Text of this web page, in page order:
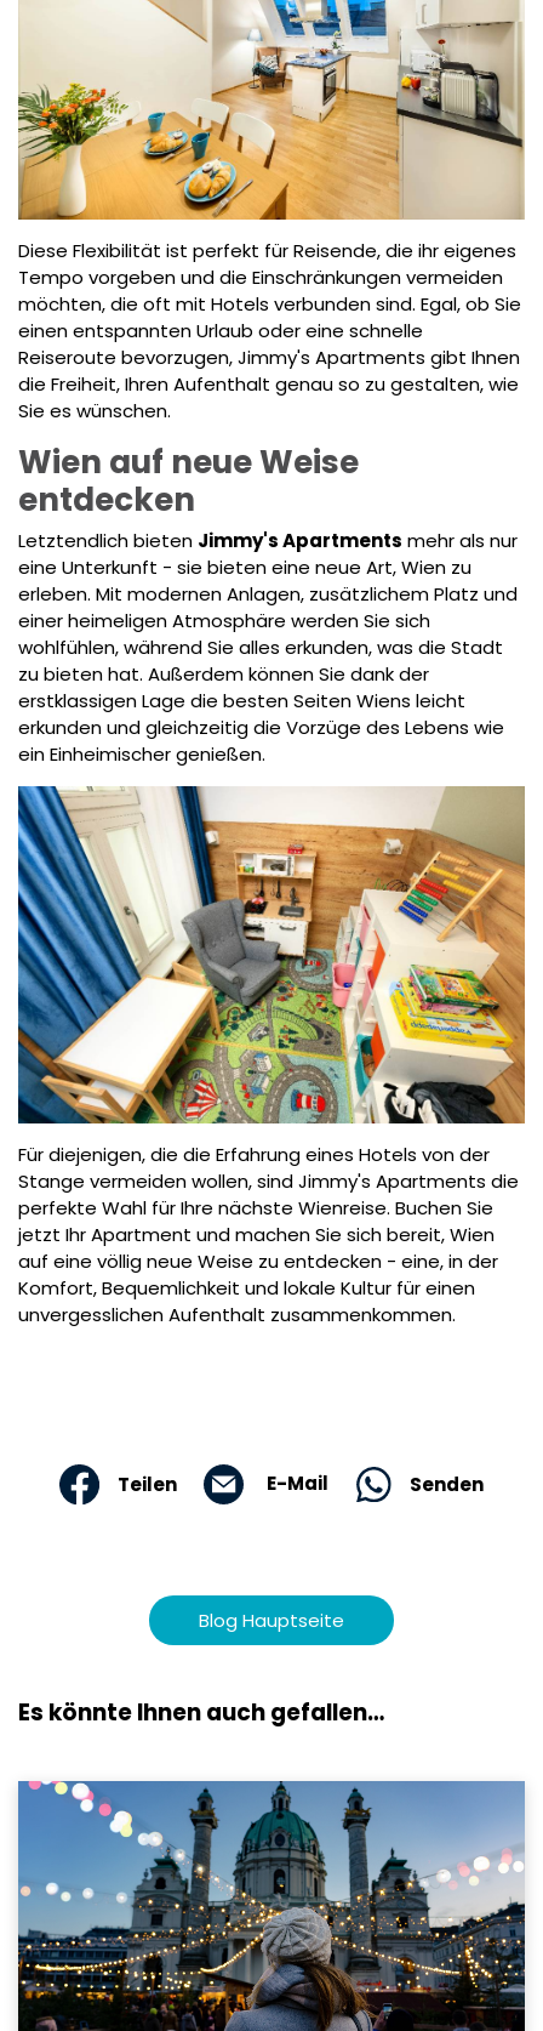
Diese Flexibilität ist perfekt für Reisende, die ihr eigenes
Tempo vorgeben und die Einschränkungen vermeiden
möchten, die oft mit Hotels verbunden sind. Egal, ob Sie
einen entspannten Urlaub oder eine schnelle
Reiseroute bevorzugen, Jimmy's Apartments gibt Ihnen
die Freiheit, Ihren Aufenthalt genau so zu gestalten, wie
Sie es wünschen.
Wien auf neue Weise
entdecken
Letztendlich bieten Jimmy's Apartments mehr als nur
eine Unterkunft - sie bieten eine neue Art, Wien zu
erleben. Mit modernen Anlagen, zusätzlichem Platz und
einer heimeligen Atmosphäre werden Sie sich
wohlfühlen, während Sie alles erkunden, was die Stadt
zu bieten hat. Außerdem können Sie dank der
erstklassigen Lage die besten Seiten Wiens leicht
erkunden und gleichzeitig die Vorzüge des Lebens wie
ein Einheimischer genießen.
Für diejenigen, die die Erfahrung eines Hotels von der
Stange vermeiden wollen, sind Jimmy's Apartments die
perfekte Wahl für Ihre nächste Wienreise. Buchen Sie
jetzt Ihr Apartment und machen Sie sich bereit, Wien
auf eine völlig neue Weise zu entdecken - eine, in der
Komfort, Bequemlichkeit und lokale Kultur für einen
unvergesslichen Aufenthalt zusammenkommen.
Teilen E-Mail Senden
Blog Hauptseite
Es könnte Ihnen auch gefallen…